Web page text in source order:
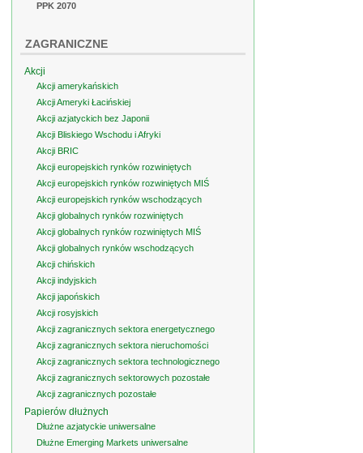
PPK 2070
ZAGRANICZNE
Akcji
Akcji amerykańskich
Akcji Ameryki Łacińskiej
Akcji azjatyckich bez Japonii
Akcji Bliskiego Wschodu i Afryki
Akcji BRIC
Akcji europejskich rynków rozwiniętych
Akcji europejskich rynków rozwiniętych MIŚ
Akcji europejskich rynków wschodzących
Akcji globalnych rynków rozwiniętych
Akcji globalnych rynków rozwiniętych MIŚ
Akcji globalnych rynków wschodzących
Akcji chińskich
Akcji indyjskich
Akcji japońskich
Akcji rosyjskich
Akcji zagranicznych sektora energetycznego
Akcji zagranicznych sektora nieruchomości
Akcji zagranicznych sektora technologicznego
Akcji zagranicznych sektorowych pozostałe
Akcji zagranicznych pozostałe
Papierów dłużnych
Dłużne azjatyckie uniwersalne
Dłużne Emerging Markets uniwersalne